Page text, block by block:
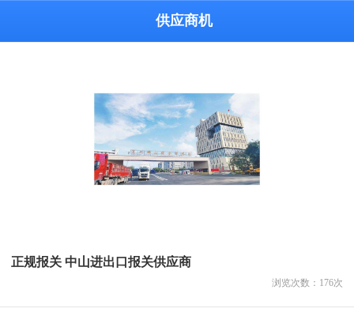
供应商机
正规报关 中山进出口报关供应商
浏览次数： 176次